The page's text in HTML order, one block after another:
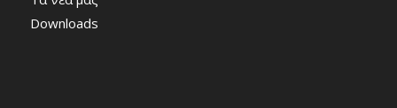
Downloads